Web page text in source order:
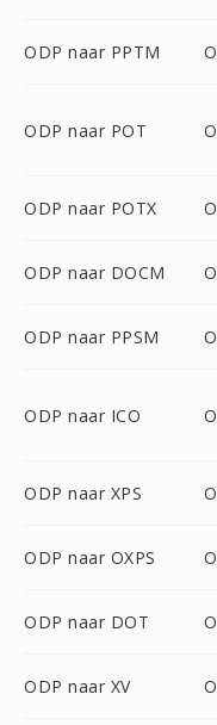
ODP naar PPTM
ODP naar POT
ODP naar POTX
ODP naar DOCM
ODP naar PPSM
ODP naar ICO
ODP naar XPS
ODP naar OXPS
ODP naar DOT
ODP naar XV